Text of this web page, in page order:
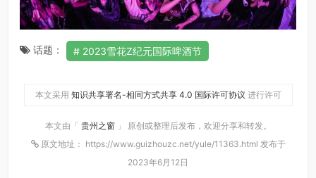
话题： 2023雪花Z纪元国际啤酒节
本文采用 知识共享署名-相同方式共享 4.0 国际许可协议 进行许可
本文由「 贵州之窗 」 原创或整理后发布，欢迎分享和转发。
原文地址： https://www.guizhouzc.net/yule/11363.html 发布于
2023年6月12日